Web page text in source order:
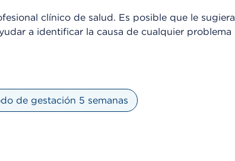
clínico de salud. Es posible que le sugiera
a identificar la causa de cualquier problema
de gestación 5 semanas